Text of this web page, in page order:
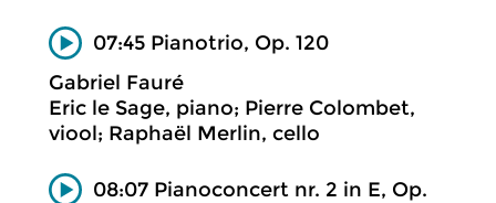
07:45 Pianotrio, Op. 120
Gabriel Fauré
Eric le Sage, piano; Pierre Colombet,
viool; Raphaël Merlin, cello
08:07 Pianoconcert nr. 2 in E, Op.